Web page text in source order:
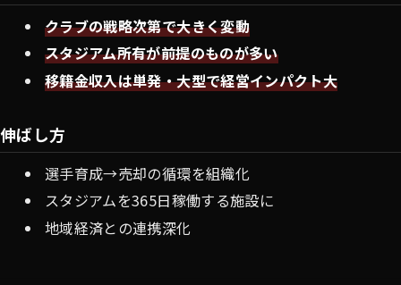
クラブの戦略次第で大きく変動
スタジアム所有が前提のものが多い
移籍金収入は単発・大型で経営インパクト大
伸ばし方
選手育成→売却の循環を組織化
スタジアムを365日稼働する施設に
地域経済との連携深化